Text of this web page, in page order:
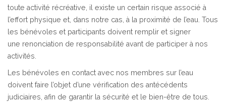
toute activité récréative, il existe un certain risque associé à
l’effort physique et, dans notre cas, à la proximité de l’eau. Tous
les bénévoles et participants doivent remplir et signer
une renonciation de responsabilité avant de participer à nos
activités.
Les bénévoles en contact avec nos membres sur l’eau
doivent faire l’objet d’une vérification des antécédents
judiciaires, afin de garantir la sécurité et le bien-être de tous.